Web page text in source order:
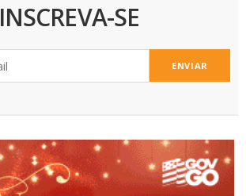
INSCREVA-SE
ENVIAR